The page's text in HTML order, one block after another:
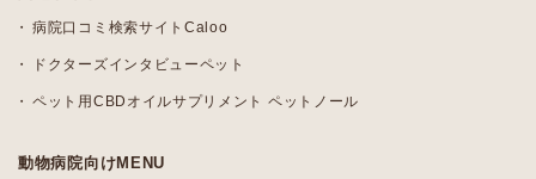
病院口コミ検索サイトCaloo
ドクターズインタビューペット
ペット用CBDオイルサプリメント ペットノール
動物病院向けMENU